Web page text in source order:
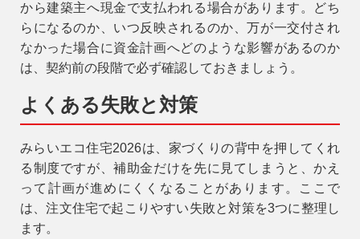
から建築主へ現金で支払われる場合があります。どち
らになるのか、いつ反映されるのか、万が一交付され
なかった場合に資金計画へどのような影響があるのか
は、契約前の段階で必ず確認しておきましょう。
よくある失敗と対策
みらいエコ住宅2026は、家づくりの背中を押してくれ
る制度ですが、補助金だけを先に見てしまうと、かえ
って計画が進めにくくなることがあります。ここで
は、注文住宅で起こりやすい失敗と対策を3つに整理し
ます。